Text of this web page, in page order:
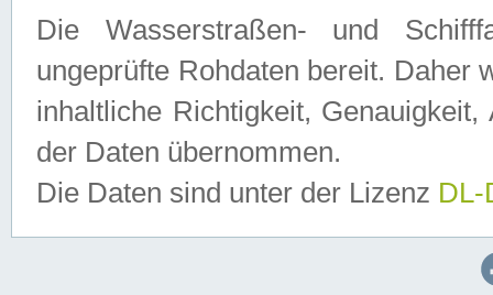
Die Wasserstraßen- und
ungeprüfte Rohdaten bereit. Daher
inhaltliche Richtigkeit,
der Daten übernommen.
Die Daten sind unter der Lizenz